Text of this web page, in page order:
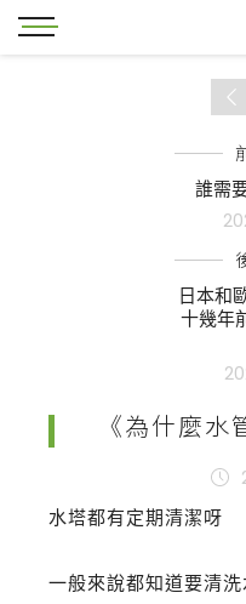
誰需
日本和
十幾年
《為什麼水
水塔都有定期清潔呀
一般來說都知道要清洗